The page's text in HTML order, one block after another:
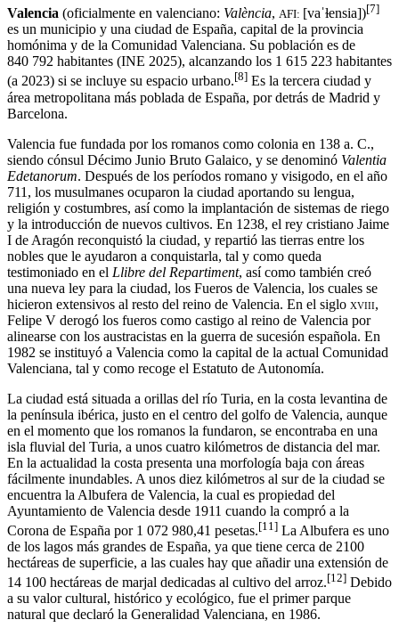
Valencia (oficialmente en valenciano: València,​ AFI: [vaˈɫensia])[7]
es un municipio y una ciudad de España,​ capital de la provincia
homónima y de la Comunidad Valenciana. Su población es de
840 792 habitantes (INE 2025), alcanzando los 1 615 223 habitantes
(a 2023) si se incluye su espacio urbano.[8] ​ Es la tercera ciudad y
área metropolitana más poblada de España, por detrás de Madrid y
Barcelona.​
Valencia fue fundada por los romanos como colonia en 138 a. C.,
siendo cónsul Décimo Junio Bruto Galaico, y se denominó Valentia
Edetanorum. Después de los períodos romano y visigodo, en el año
711, los musulmanes ocuparon la ciudad aportando su lengua,
religión y costumbres, así como la implantación de sistemas de riego
y la introducción de nuevos cultivos. En 1238, el rey cristiano Jaime
I de Aragón reconquistó la ciudad, y repartió las tierras entre los
nobles que le ayudaron a conquistarla, tal y como queda
testimoniado en el Llibre del Repartiment, así como también creó
una nueva ley para la ciudad, los Fueros de Valencia, los cuales se
hicieron extensivos al resto del reino de Valencia. En el siglo xviii,
Felipe V derogó los fueros como castigo al reino de Valencia por
alinearse con los austracistas en la guerra de sucesión española. En
1982 se instituyó a Valencia como la capital de la actual Comunidad
Valenciana, tal y como recoge el Estatuto de Autonomía.
La ciudad está situada a orillas del río Turia, en la costa levantina de
la península ibérica, justo en el centro del golfo de Valencia, aunque
en el momento que los romanos la fundaron, se encontraba en una
isla fluvial del Turia, a unos cuatro kilómetros de distancia del mar.
En la actualidad la costa presenta una morfología baja con áreas
fácilmente inundables.​ A unos diez kilómetros al sur de la ciudad se
encuentra la Albufera de Valencia, la cual es propiedad del
Ayuntamiento de Valencia desde 1911 cuando la compró a la
Corona de España por 1 072 980,41 pesetas.[11 ] ​ La Albufera es uno
de los lagos más grandes de España, ya que tiene cerca de 2100
hectáreas de superficie,​ a las cuales hay que añadir una extensión de
14 100 hectáreas de marjal dedicadas al cultivo del arroz.[12] ​ Debido
a su valor cultural, histórico y ecológico, fue el primer parque
natural que declaró la Generalidad Valenciana, en 1986.